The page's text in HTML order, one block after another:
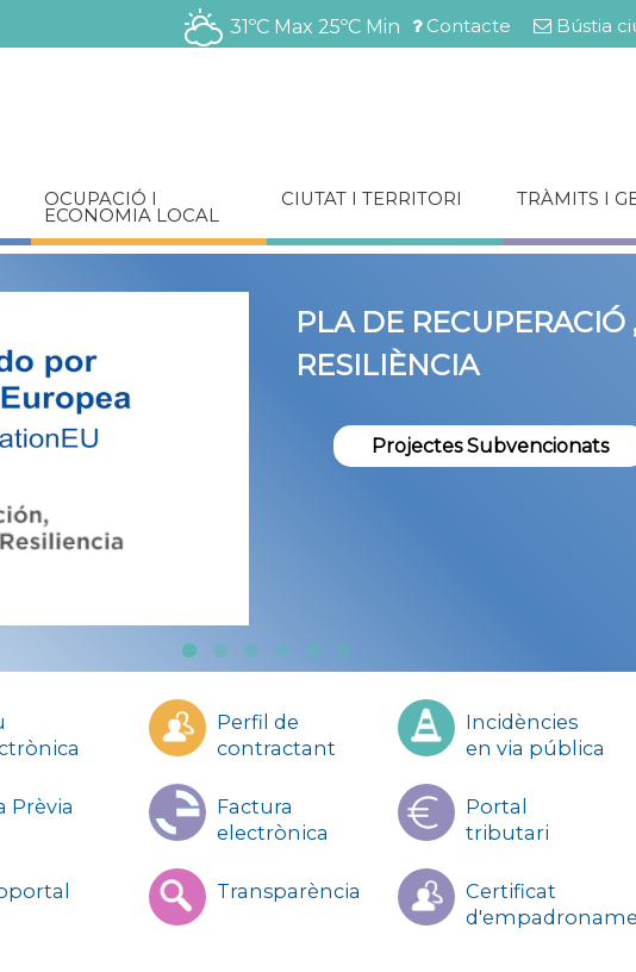
Vés
al
Menú
Contacte Bústia
31ºC Max 25ºC Min
OCUPACIÓ I
ECONOMIA LOCAL
CIUTAT I TERRITORI TRÀMITS I
PLA DE
RESILIÈNCIA
Projectes Subvencionats
CONSTRUÏM JUNTS
RESPECTUOSA I
inclusiva i respectuosa. Participa
Perfil de
contractant
Incidències
en via pública
Prèvia
Factura
electrònica
Portal
tributari
Transparència
Certificat